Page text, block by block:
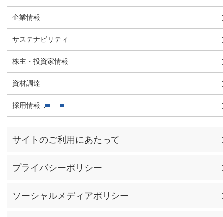
企業情報
サステナビリティ
株主・投資家情報
資材調達
採用情報
サイトのご利用にあたって
プライバシーポリシー
ソーシャルメディアポリシー